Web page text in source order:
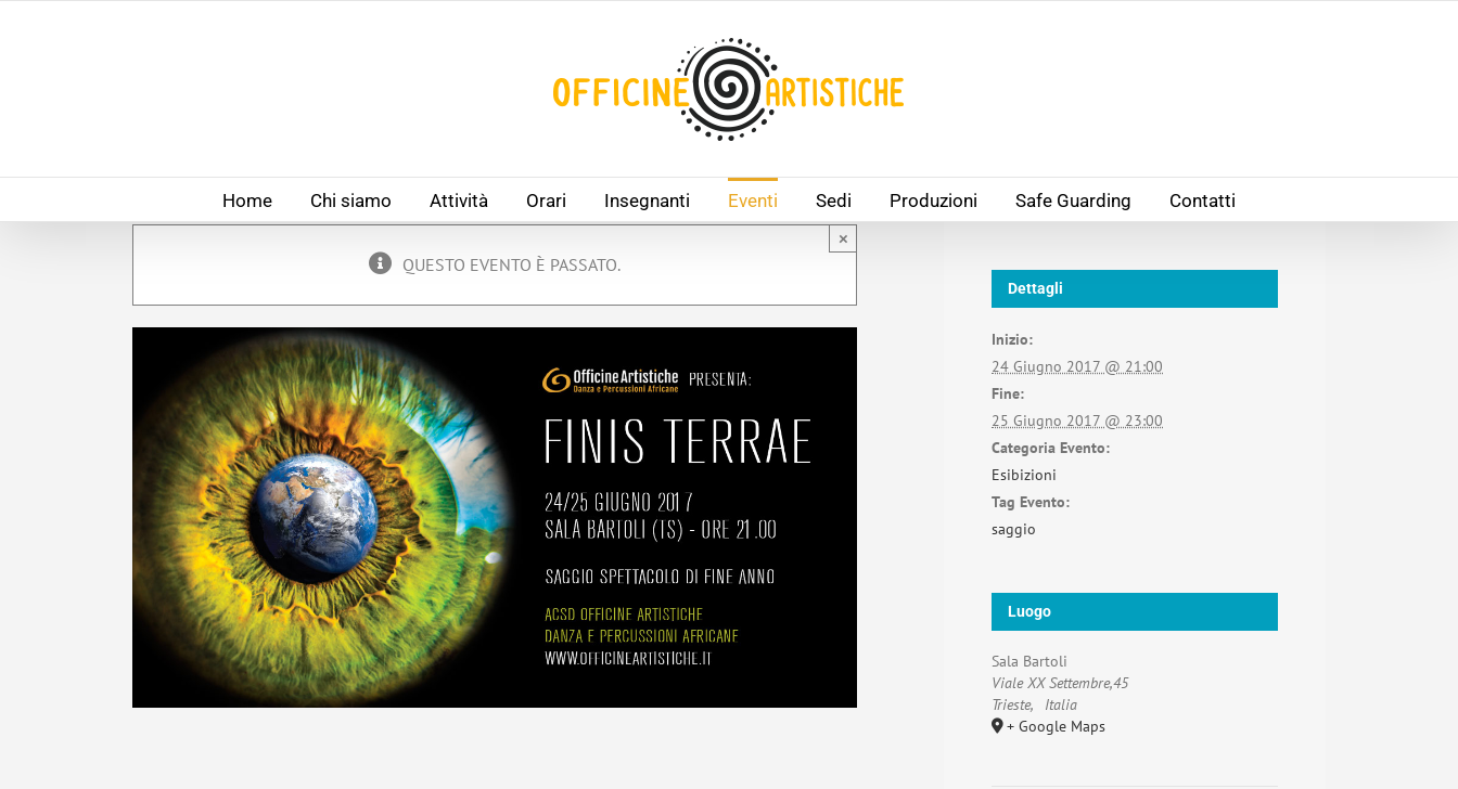
Home Chi siamo Attività Orari Insegnanti Eventi Sedi Produzioni Safe Guarding Contatti
QUESTO EVENTO È PASSATO.
×
Dettagli
Inizio:
24 Giugno 2017 @ 21:00
Fine:
25 Giugno 2017 @ 23:00
Categoria Evento:
Esibizioni
Tag Evento:
saggio
Luogo
Sala Bartoli
Viale XX Settembre,45
Trieste,
Italia
+ Google Maps